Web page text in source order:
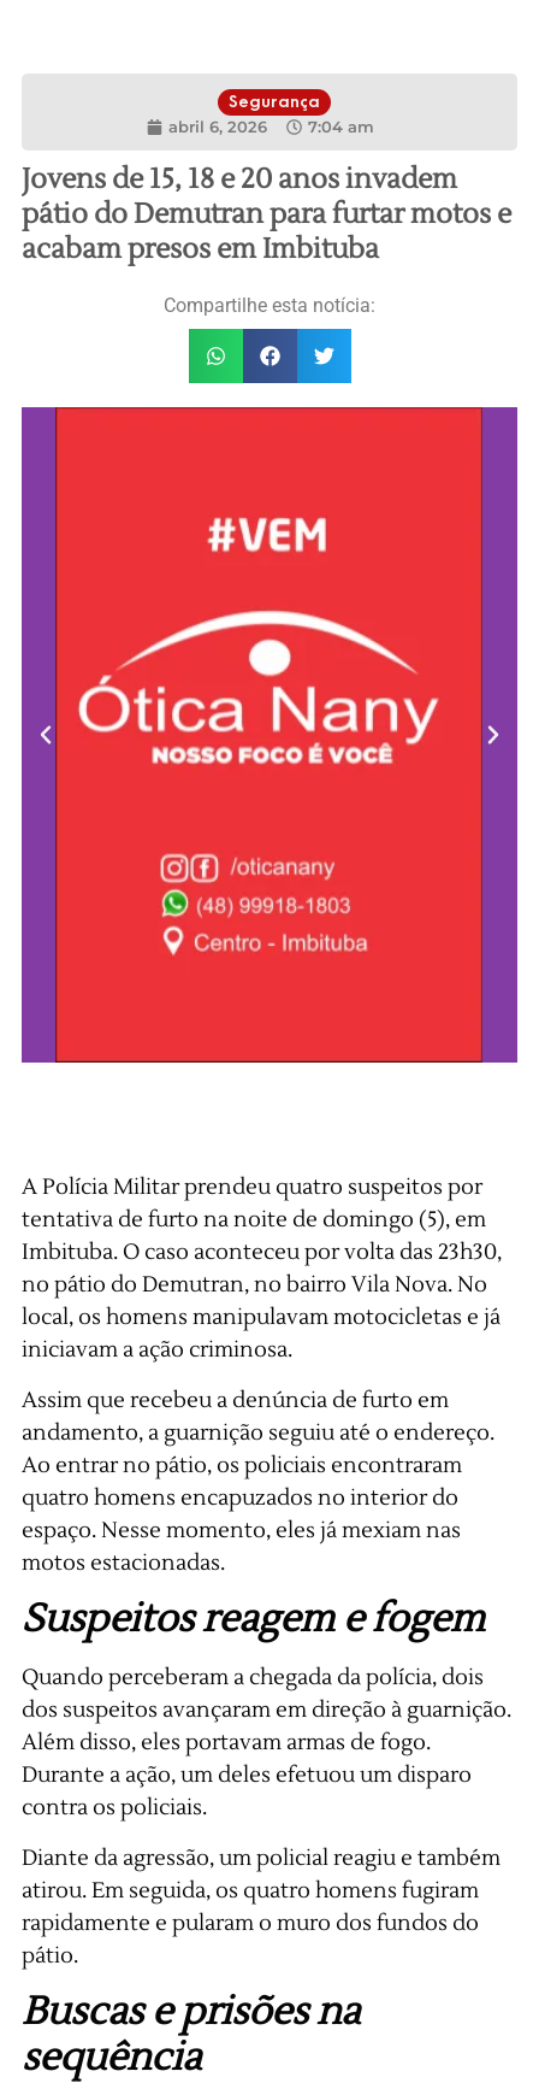
Segurança
abril 6, 2026 7:04 am
Jovens de 15, 18 e 20 anos invadem
pátio do Demutran para furtar motos e
acabam presos em Imbituba
Compartilhe esta notícia:
A Polícia Militar prendeu quatro suspeitos por
tentativa de furto na noite de domingo (5), em
Imbituba. O caso aconteceu por volta das 23h30,
no pátio do Demutran, no bairro Vila Nova. No
local, os homens manipulavam motocicletas e já
iniciavam a ação criminosa.
Assim que recebeu a denúncia de furto em
andamento, a guarnição seguiu até o endereço.
Ao entrar no pátio, os policiais encontraram
quatro homens encapuzados no interior do
espaço. Nesse momento, eles já mexiam nas
motos estacionadas.
Suspeitos reagem e fogem
Quando perceberam a chegada da polícia, dois
dos suspeitos avançaram em direção à guarnição.
Além disso, eles portavam armas de fogo.
Durante a ação, um deles efetuou um disparo
contra os policiais.
Diante da agressão, um policial reagiu e também
atirou. Em seguida, os quatro homens fugiram
rapidamente e pularam o muro dos fundos do
pátio.
Buscas e prisões na
sequência